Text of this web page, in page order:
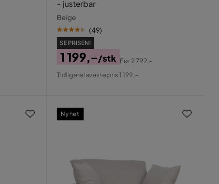
- justerbar
Beige
(49)
SE PRISEN!
Pris
1 199,-/stk
Original
Før2 799,-
Tidligere laveste pris 1 199,-
Nyhet